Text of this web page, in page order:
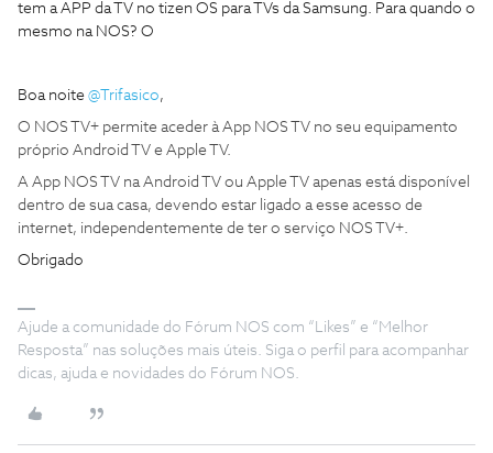
tem a APP da TV no tizen OS para TVs da Samsung. Para quando o
mesmo na NOS? O
Boa noite @Trifasico,
O NOS TV+ permite aceder à App NOS TV no seu equipamento
próprio Android TV e Apple TV.
A App NOS TV na Android TV ou Apple TV apenas está disponível
dentro de sua casa, devendo estar ligado a esse acesso de
internet, independentemente de ter o serviço NOS TV+.
Obrigado
Ajude a comunidade do Fórum NOS com “Likes” e “Melhor
Resposta” nas soluções mais úteis. Siga o perfil para acompanhar
dicas, ajuda e novidades do Fórum NOS.